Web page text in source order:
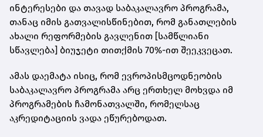
ინტერესები და თავად საბაკალავრო პროგრამა,
თანაც იმის გათვალისწინებით, რომ განათლების
ახალი რეფორმების გავლენით [სამწლიანი
სწავლება] ბიუჯეტი თითქმის 70%-ით შეეკვეცათ.
ამას დაემატა ისიც, რომ ევროპისმცოდნეობის
საბაკალავრო პროგრამა არც ერთხელ მოხვდა იმ
პროგრამების ჩამონათვალში, რომელსაც
აკრედიტაციის ვადა ეწურებოდათ.